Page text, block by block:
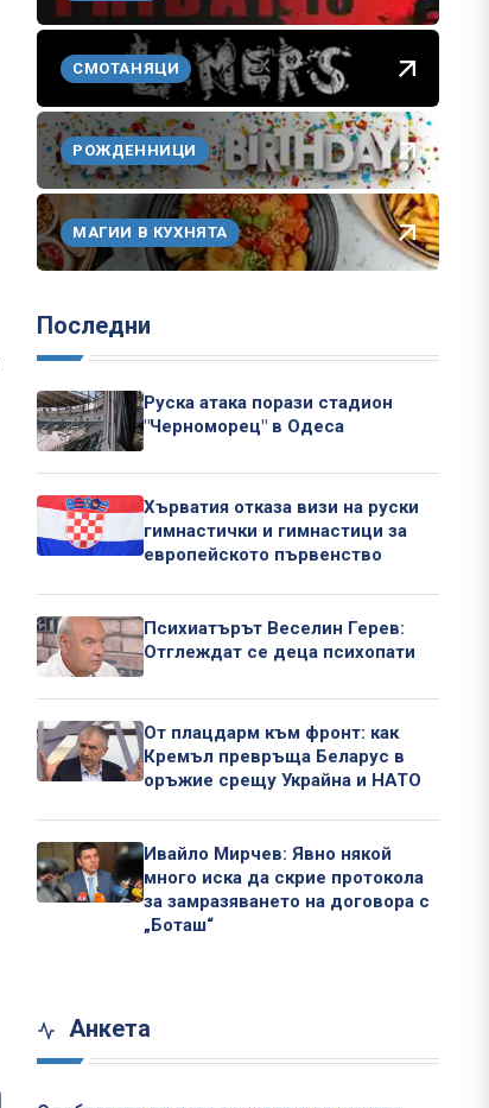
СМОТАНЯЦИ
РОЖДЕННИЦИ
МАГИИ В КУХНЯТА
Последни
Руска атака порази стадион
"Черноморец" в Одеса
Хърватия отказа визи на руски
гимнастички и гимнастици за
европейското първенство
Психиатърът Веселин Герев:
Отглеждат се деца психопати
От плацдарм към фронт: как
Кремъл превръща Беларус в
оръжие срещу Украйна и НАТО
Ивайло Мирчев: Явно някой
много иска да скрие протокола
за замразяването на договора с
„Боташ“
Анкета